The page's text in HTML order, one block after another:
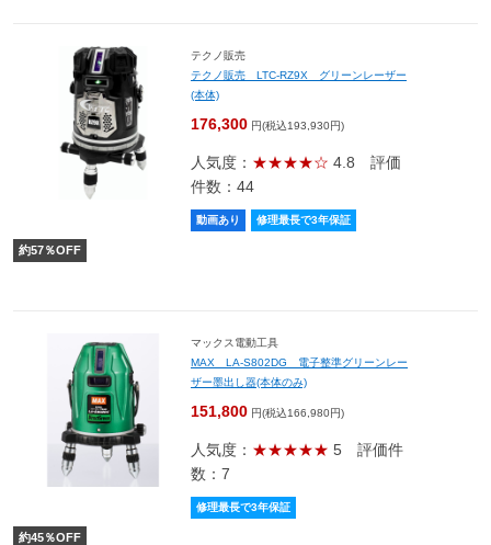
テクノ販売
テクノ販売 LTC-RZ9X グリーンレーザー
(本体)
176,300 円(税込193,930円)
人気度： ★★★★☆ 4.8 評価
件数：44
動画あり 修理最長で3年保証
約57％OFF
マックス電動工具
MAX LA-S802DG 電子整準グリーンレー
ザー墨出し器(本体のみ)
151,800 円(税込166,980円)
人気度： ★★★★★ 5 評価件
数：7
修理最長で3年保証
約45％OFF